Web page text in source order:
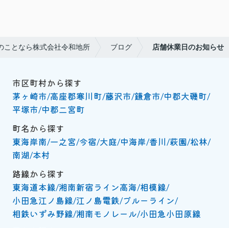
ことなら株式会社令和地所 ブログ 店舗休業日のお知らせ
市区町村から探す
茅ヶ崎市 高座郡寒川町 藤沢市 鎌倉市 中郡大磯町
平塚市 中郡二宮町
町名から探す
東海岸南 一之宮 今宿 大庭 中海岸 香川 萩園 松林
南湖 本村
路線から探す
東海道本線 湘南新宿ライン高海 相模線
小田急江ノ島線 江ノ島電鉄 ブルーライン
相鉄いずみ野線 湘南モノレール 小田急小田原線